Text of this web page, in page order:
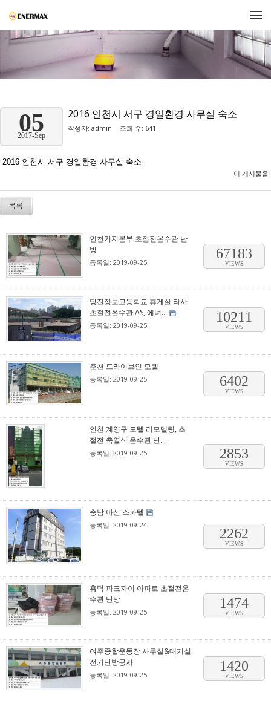
05
2017-Sep
2016 인천시 서구 경일환경 사무실 숙소
작성자: admin 조회 수: 641
2016 인천시 서구 경일환경 사무실 숙소
이 게시물을
목록
인천기지본부 초절전온수관 난
방
등록일: 2019-09-25
67183
VIEWS
당진정보고등학교 휴게실 타사
초절전온수관 AS, 에너...
등록일: 2019-09-25
10211
VIEWS
춘천 드라이브인 모텔
등록일: 2019-09-25 6402
VIEWS
인천 계양구 모텔 리모델링, 초
절전 축열식 온수관 난...
등록일: 2019-09-25 2853
VIEWS
충남 아산 스파텔
등록일: 2019-09-24
2262
VIEWS
흥덕 파크자이 아파트 초절전온
수관 난방
등록일: 2019-09-25
1474
VIEWS
여주종합운동장 사무실&대기실
전기난방공사
등록일: 2019-09-25
1420
VIEWS